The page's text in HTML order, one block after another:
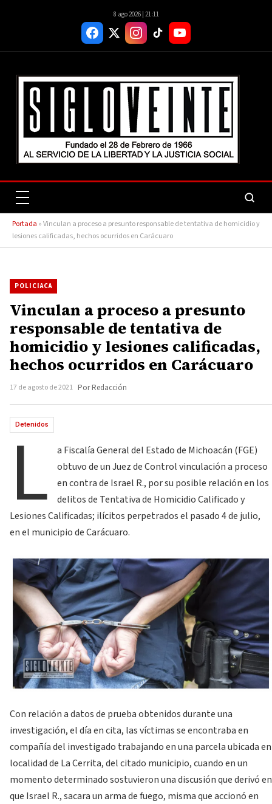
8 ago 2026 | 21:11
Portada »Vinculan a proceso a presunto responsable de tentativa de homicidio y
lesiones calificadas, hechos ocurridos en Carácuaro
POLICIACA
Vinculan a proceso a presunto
responsable de tentativa de
homicidio y lesiones calificadas,
hechos ocurridos en Carácuaro
17 de agosto de 2021 Por Redacción
Detenidos
L
a Fiscalía General del Estado de Michoacán (FGE)
obtuvo de un Juez de Control vinculación a proceso
en contra de Israel R., por su posible relación en los
delitos de Tentativa de Homicidio Calificado y
Lesiones Calificadas; ilícitos perpetrados el pasado 4 de julio,
en el municipio de Carácuaro.
Con relación a datos de prueba obtenidos durante una
investigación, el día en cita, las víctimas se encontraba en
compañía del investigado trabajando en una parcela ubicada en
localidad de La Cerrita, del citado municipio, cuando en un
momento determinado sostuvieron una discusión que derivó en
que Israel R., sacara un arma de fuego, misma que accionó en